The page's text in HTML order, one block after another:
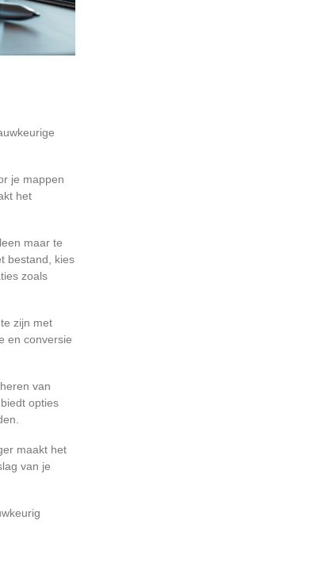
je mappen
het
maar te
bestand, kies
zoals
zijn met
en conversie
van
opties
maakt het
van je